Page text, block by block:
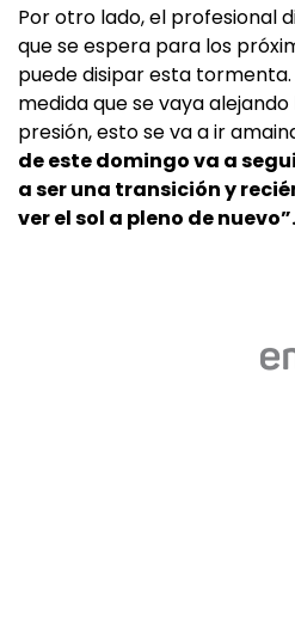
Por otro lado, el profesional
que se espera para los
puede disipar esta
medida que se vaya
presión, esto se va a ir
de este domingo va a
a ser una transición y
ver el sol a pleno de nuevo”.